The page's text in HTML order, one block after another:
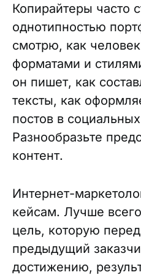
Копирайтеры часто
однотипностью
смотрю, как
форматами и
он пишет, как
тексты, как
постов в
Разнообразьте
контент.
Интернет-
кейсам. Лучше
цель, которую
предыдущий
достижению,